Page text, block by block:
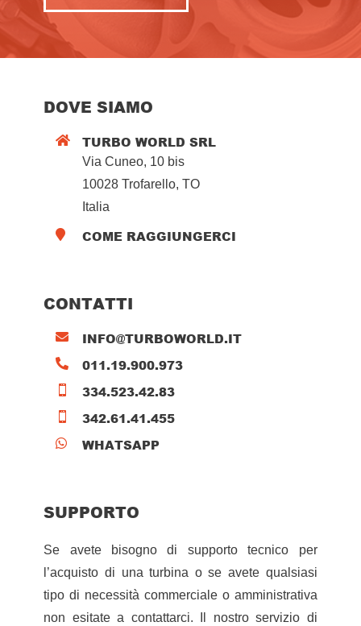
DOVE SIAMO
 TURBO WORLD SRL
Via Cuneo, 10 bis
10028 Trofarello, TO
Italia
 COME RAGGIUNGERCI
CONTATTI
 INFO@TURBOWORLD.IT
 011.19.900.973
 334.523.42.83
 342.61.41.455
 WHATSAPP
SUPPORTO
Se avete bisogno di supporto tecnico per
l’acquisto di una turbina o se avete qualsiasi
tipo di necessità commerciale o amministrativa
non esitate a contattarci. Il nostro servizio di